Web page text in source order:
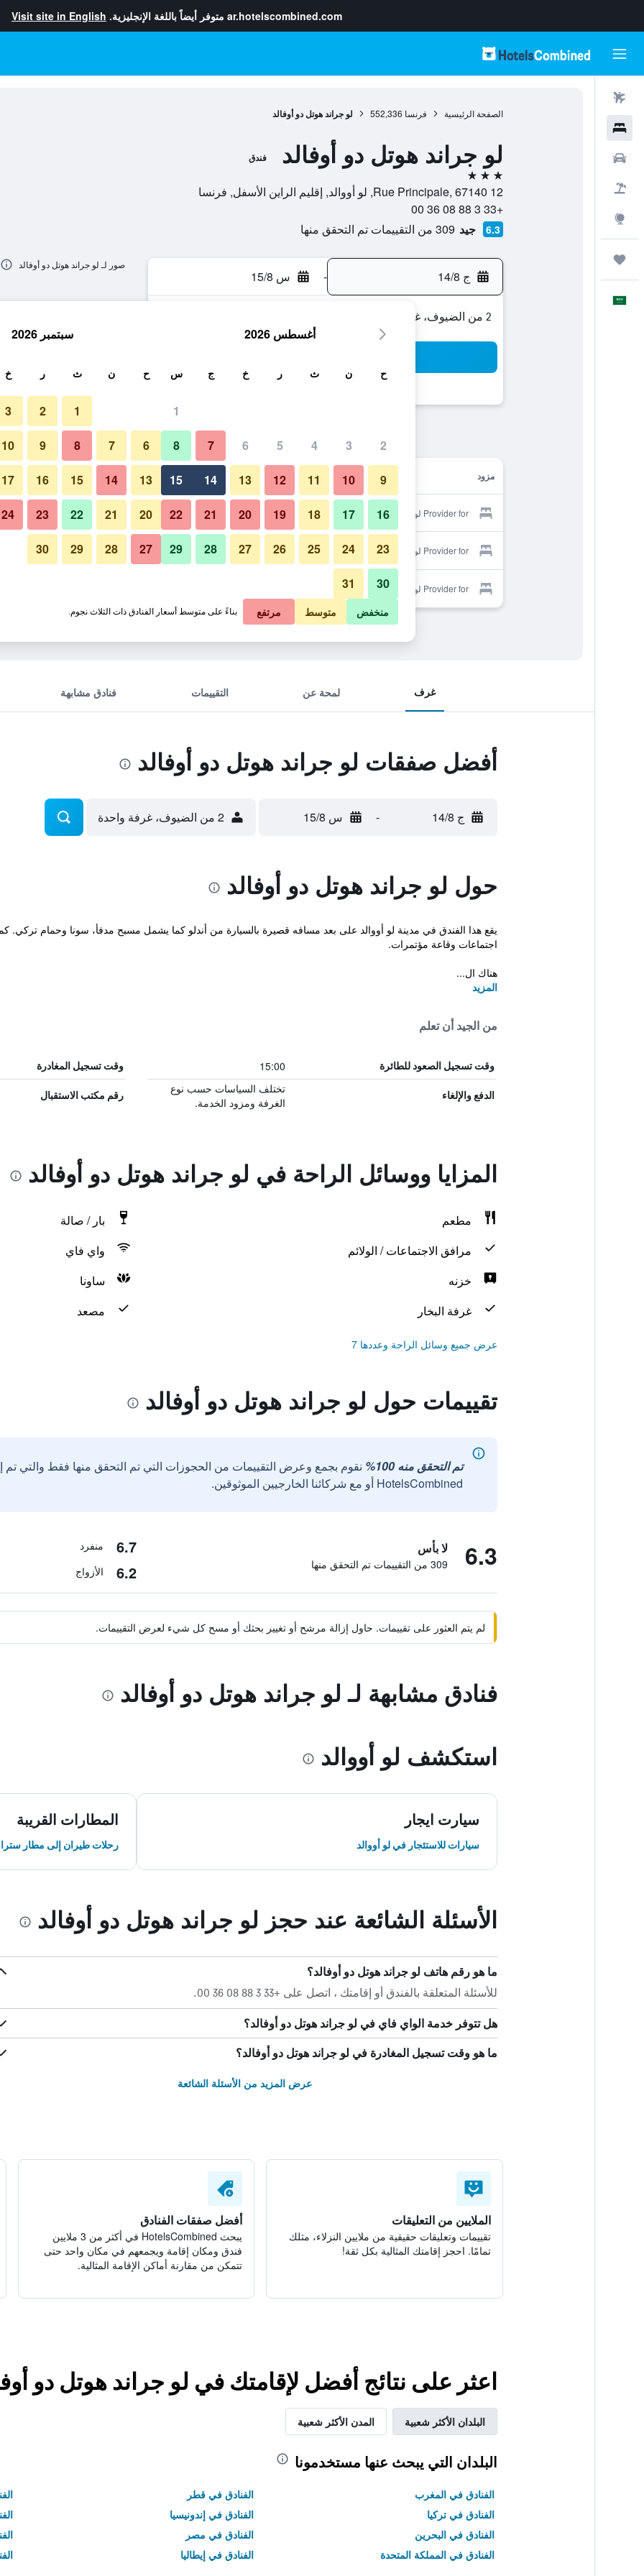
ar.hotelscombined.com متوفر أيضاً باللغة الإنجليزية. Visit site in English
الصفحة الرئيسية فرنسا 552,336 لو جراند هوتل دو أوفالد
لو جراند هوتل دو أوفالد فندق
3 نجوم
12 Rue Principale, 67140, لو أووالد, إقليم الراين الأسفل, فرنسا
+33 3 88 08 36 00
6.3 جيد 309 من التقييمات تم التحقق منها
ج 14/8 - س 15/8
2 من الضيوف، غرفة واحدة
مزود
Provider for لو جراند هوتل دو أوفالد عرض الأسعار
Provider for لو جراند هوتل دو أوفالد عرض الأسعار
Provider for لو جراند هوتل دو أوفالد
صور لـ لو جراند هوتل دو أوفالد
غرف لمحة عن التقييمات فنادق مشابهة
أفضل صفقات لو جراند هوتل دو أوفالد
ج 14/8 - س 15/8 2 من الضيوف، غرفة واحدة
حول لو جراند هوتل دو أوفالد
يقع هذا الفندق في مدينة لو أووالد على بعد مسافه قصيرة بالسيارة من أندلو كما يشمل مسبح مدفأ، سونا وحمام تركي. كما
اجتماعات وقاعة مؤتمرات.
هناك ال...
المزيد
من الجيد أن تعلم
وقت تسجيل الصعود للطائرة 15:00 وقت تسجيل المغادرة
الدفع والإلغاء
تختلف السياسات حسب نوع
الغرفة ومزود الخدمة.
رقم مكتب الاستقبال
المزايا ووسائل الراحة في لو جراند هوتل دو أوفالد
مطعم
بار / صالة
مرافق الاجتماعات / الولائم
واي فاي
خزنه
ساونا
غرفة البخار
مصعد
عرض جميع وسائل الراحة وعددها 7
تقييمات حول لو جراند هوتل دو أوفالد
تم التحقق منه 100%
نقوم بجمع وعرض التقييمات من الحجوزات التي تم التحقق منها فقط والتي
HotelsCombined أو مع شركائنا الخارجيين الموثوقين.
6.3 لا بأس
309 من التقييمات تم التحقق منها
6.7 منفرد
6.2 الأزواج
لم يتم العثور على تقييمات. حاول إزالة مرشح أو تغيير بحثك أو مسح كل شيء لعرض التقييمات.
فنادق مشابهة لـ لو جراند هوتل دو أوفالد
استكشف لو أووالد
سيارت ايجار
سيارات للاستئجار في لو أووالد
المطارات القريبة
رحلات طيران إلى مطار
الأسئلة الشائعة عند حجز لو جراند هوتل دو أوفالد
ما هو رقم هاتف لو جراند هوتل دو أوفالد؟
للأسئلة المتعلقة بالفندق أو إقامتك ، اتصل على +33 3 88 08 36 00.
هل تتوفر خدمة الواي فاي في لو جراند هوتل دو أوفالد؟
ما هو وقت تسجيل المغادرة في لو جراند هوتل دو أوفالد؟
عرض المزيد من الأسئلة الشائعة
الملايين من التعليقات
تقييمات وتعليقات حقيقية من ملايين النزلاء، مثلك
تمامًا. احجز إقامتك المثالية بكل ثقة!
أفضل صفقات الفنادق
يبحث HotelsCombined في أكثر من 3 ملايين
فندق ومكان إقامة ويجمعهم في مكان واحد حتى
تتمكن من مقارنة أماكن الإقامة المثالية.
اعثر على نتائج أفضل لإقامتك في لو جراند هوتل دو
البلدان الأكثر شعبية المدن الأكثر شعبية
البلدان التي يبحث عنها مستخدمونا
الفنادق في المغرب الفنادق في قطر
الفنادق في تركيا
الفنادق في إندونيسيا
الفنادق في البحرين
الفنادق في مصر
الفنادق في المملكة المتحدة
الفنادق في إيطاليا
أغسطس 2026
ح ن ث ر خ ج س
1
2
3
4
5
6
7
8
9
10
11
12
13
14
15
16
17
18
19
20
21
22
23
24
25
26
27
28
29
30
31
سبتمبر 2026
ح ن ث ر خ
1
2
3
6
7
8
9
10
13
14
15
16
17
20
21
22
23
24
27
28
29
30
منخفض متوسط مرتفع بناءً على متوسط أسعار الفنادق ذات الثلاث نجوم.